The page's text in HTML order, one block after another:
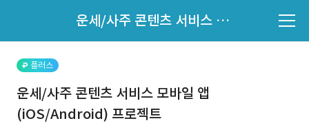
운세/사주 콘텐츠 서비스 모바일 앱(iOS/Android) 프로젝트
지원자 목록 바로가기
플러스
운세/사주 콘텐츠 서비스 모바일 앱
(iOS/Android) 프로젝트